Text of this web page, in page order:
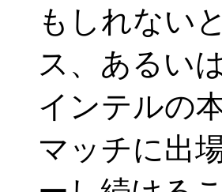
もしれない
ス、あるい
インテルの
マッチに出